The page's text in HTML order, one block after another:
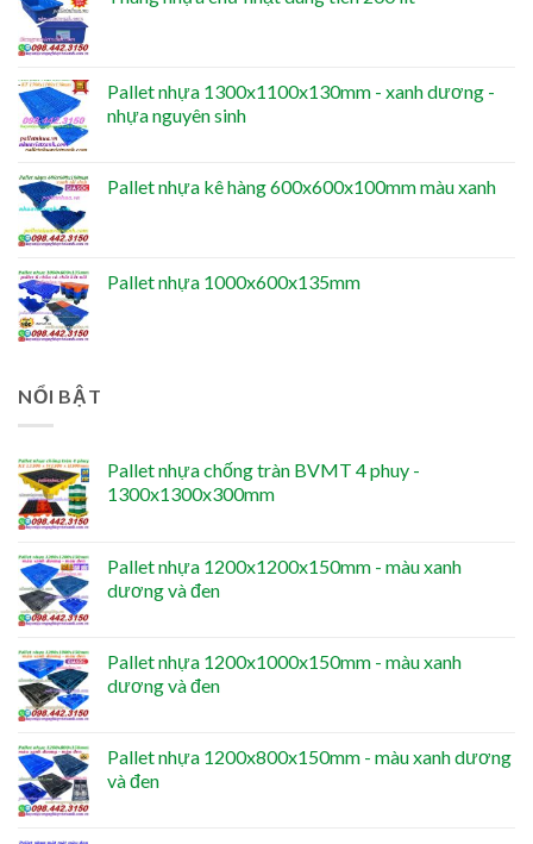
Pallet nhựa 1300x1100x130mm - xanh dương -
nhựa nguyên sinh
Pallet nhựa kê hàng 600x600x100mm màu xanh
Pallet nhựa 1000x600x135mm
NỔI BẬT
Pallet nhựa chống tràn BVMT 4 phuy -
1300x1300x300mm
Pallet nhựa 1200x1200x150mm - màu xanh
dương và đen
Pallet nhựa 1200x1000x150mm - màu xanh
dương và đen
Pallet nhựa 1200x800x150mm - màu xanh dương
và đen